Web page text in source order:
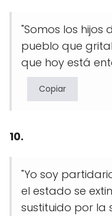
"Somos los hijos
pueblo que
que hoy está
Copiar
10.
"Yo soy
el estado se
sustituido por la